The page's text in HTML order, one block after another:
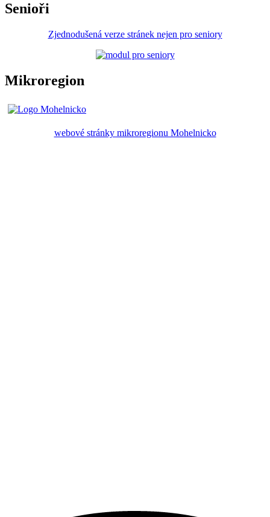
Senioři
Zjednodušená verze stránek nejen pro seniory
Mikroregion
webové stránky mikroregionu Mohelnicko